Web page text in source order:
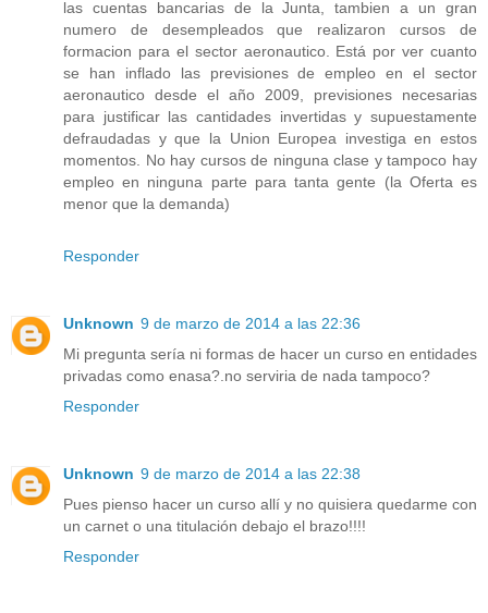
las cuentas bancarias de la Junta, tambien a un gran
numero de desempleados que realizaron cursos de
formacion para el sector aeronautico. Está por ver cuanto
se han inflado las previsiones de empleo en el sector
aeronautico desde el año 2009, previsiones necesarias
para justificar las cantidades invertidas y supuestamente
defraudadas y que la Union Europea investiga en estos
momentos. No hay cursos de ninguna clase y tampoco hay
empleo en ninguna parte para tanta gente (la Oferta es
menor que la demanda)
Responder
Unknown 9 de marzo de 2014 a las 22:36
Mi pregunta sería ni formas de hacer un curso en entidades
privadas como enasa?.no serviria de nada tampoco?
Responder
Unknown 9 de marzo de 2014 a las 22:38
Pues pienso hacer un curso allí y no quisiera quedarme con
un carnet o una titulación debajo el brazo!!!!
Responder